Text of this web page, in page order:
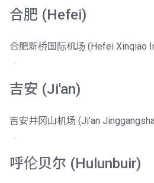
合肥 (Hefei)
合肥新桥国际机场 (Hefei Xinqiao
吉安 (Ji'an)
吉安井冈山机场 (Ji'an
呼伦贝尔 (Hulunbuir)